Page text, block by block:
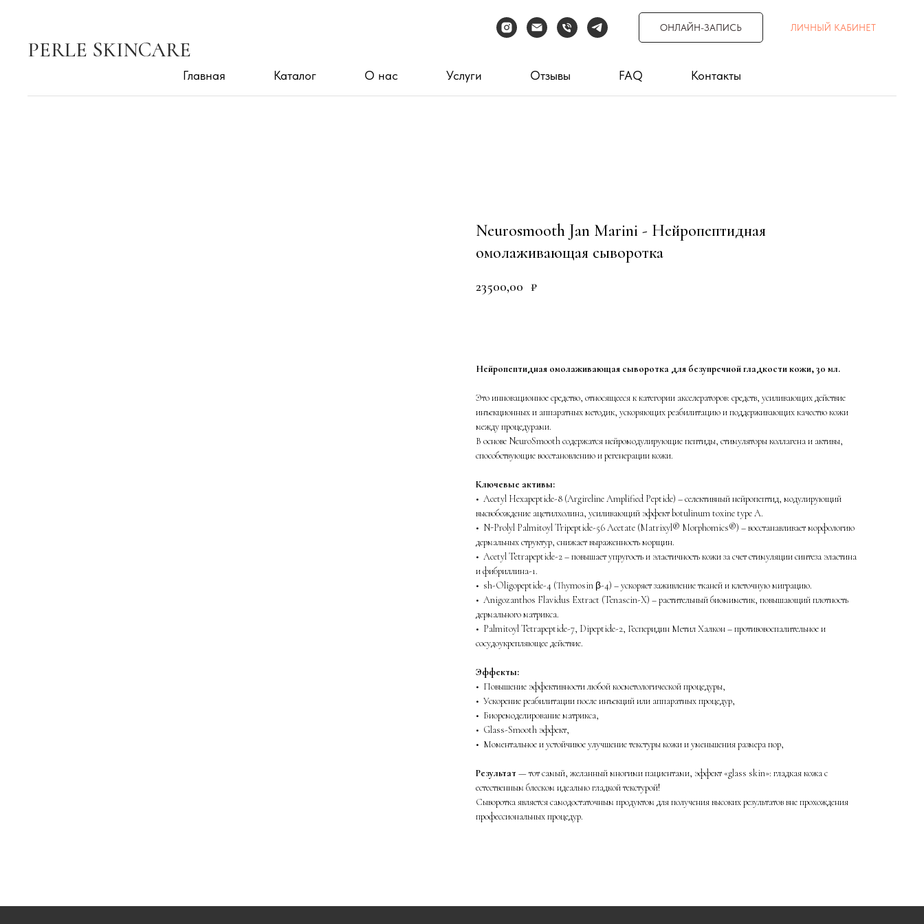
PERLE SKINCARE
ОНЛАЙН-ЗАПИСЬ ЛИЧНЫЙ КАБИНЕТ
Главная Каталог О нас Услуги Отзывы FAQ Контакты
Neurosmooth Jan Marini - Нейропептидная
омолаживающая сыворотка
23500,00 ₽
Нейропептидная омолаживающая сыворотка для безупречной гладкости кожи, 30 мл.
Это инновационное средство, относящееся к категории акселераторов: средств, усиливающих действие
инъекционных и аппаратных методик, ускоряющих реабилитацию и поддерживающих качество кожи
между процедурами.
В основе NeuroSmooth содержатся нейромодулирующие пептиды, стимуляторы коллагена и активы,
способствующие восстановлению и регенерации кожи.
Ключевые активы:
• Acetyl Hexapeptide-8 (Argireline Amplified Peptide) – селективный нейропептид, модулирующий
высвобождение ацетилхолина, усиливающий эффект botulinum toxine type A.
• N-Prolyl Palmitoyl Tripeptide-56 Acetate (Matrixyl®️ Morphomics®️) – восстанавливает морфологию
дермальных структур, снижает выраженность морщин.
• Acetyl Tetrapeptide-2 – повышает упругость и эластичность кожи за счет стимуляции синтеза эластина
и фибриллина-1.
• sh-Oligopeptide-4 (Thymosin β-4) – ускоряет заживление тканей и клеточную миграцию.
• Anigozanthos Flavidus Extract (Tenascin-X) – растительный биомиметик, повышающий плотность
дермального матрикса.
• Palmitoyl Tetrapeptide-7, Dipeptide-2, Гесперидин Метил Халкон – противовоспалительное и
сосудоукрепляющее действие.
Эффекты:
• Повышение эффективности любой косметологической процедуры,
• Ускорение реабилитации после инъекций или аппаратных процедур,
• Биоремоделирование матрикса,
• Glass-Smooth эффект,
• Моментальное и устойчивое улучшение текстуры кожи и уменьшения размера пор,
Результат — тот самый, желанный многими пациентами, эффект «glass skin»: гладкая кожа с
естественным блеском идеально гладкой текстурой!
Сыворотка является самодостаточным продуктом для получения высоких результатов вне прохождения
профессиональных процедур.